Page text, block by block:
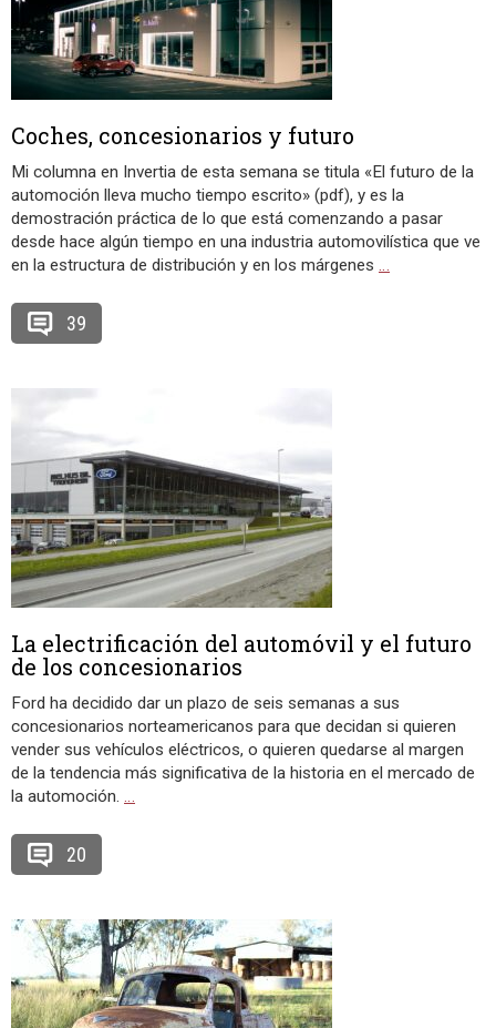
Coches, concesionarios y futuro
Mi columna en Invertia de esta semana se titula «El futuro de la
automoción lleva mucho tiempo escrito» (pdf), y es la
demostración práctica de lo que está comenzando a pasar
desde hace algún tiempo en una industria automovilística que ve
en la estructura de distribución y en los márgenes …
39
La electrificación del automóvil y el futuro
de los concesionarios
Ford ha decidido dar un plazo de seis semanas a sus
concesionarios norteamericanos para que decidan si quieren
vender sus vehículos eléctricos, o quieren quedarse al margen
de la tendencia más significativa de la historia en el mercado de
la automoción. …
20